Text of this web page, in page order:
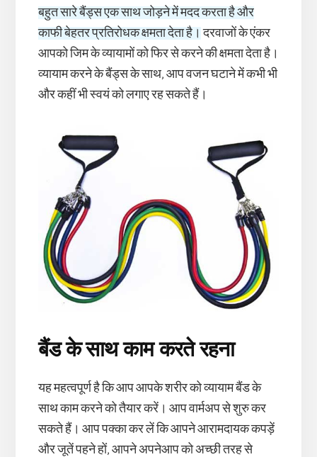
बहुत सारे बैंड्स एक साथ जोड़ने में मदद करता है और
काफी बेहतर प्रतिरोधक क्षमता देता है। दरवाजों के एंकर
आपको जिम के व्यायामों को फिर से करने की क्षमता देता है।
व्यायाम करने के बैंड्स के साथ, आप वजन घटाने में कभी भी
और कहीं भी स्वयं को लगाए रह सकते हैं।
बैंड के साथ काम करते रहना
यह महत्वपूर्ण है कि आप आपके शरीर को व्यायाम बैंड के
साथ काम करने को तैयार करें। आप वार्मअप से शुरु कर
सकते हैं। आप पक्का कर लें कि आपने आरामदायक कपड़ें
और जूतें पहने हों, आपने अपनेआप को अच्छी तरह से